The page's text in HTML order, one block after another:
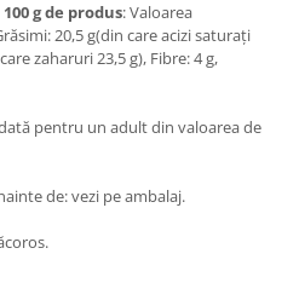
g de produs: Valoarea
20,5 g(din care acizi saturați
zaharuri 23,5 g), Fibre: 4 g,
pentru un adult din valoarea de
de: vezi pe ambalaj.